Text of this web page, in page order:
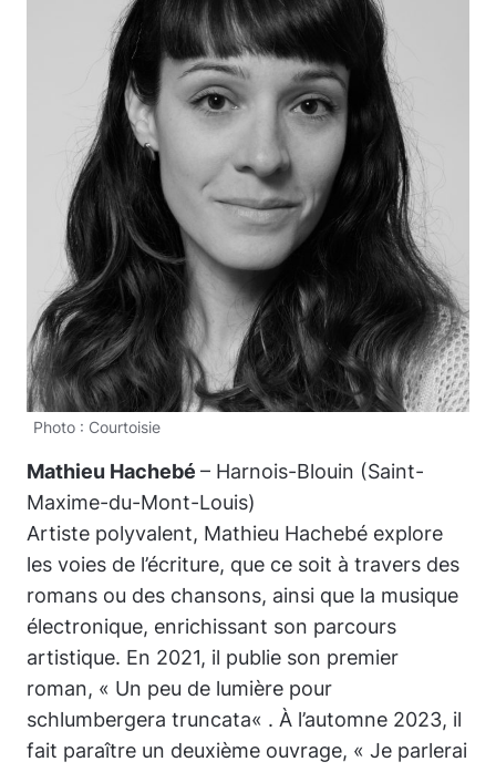
Photo : Courtoisie
Mathieu Hachebé – Harnois-Blouin (Saint-
Maxime-du-Mont-Louis)
Artiste polyvalent, Mathieu Hachebé explore
les voies de l’écriture, que ce soit à travers des
romans ou des chansons, ainsi que la musique
électronique, enrichissant son parcours
artistique. En 2021, il publie son premier
roman, « Un peu de lumière pour
schlumbergera truncata« . À l’automne 2023, il
fait paraître un deuxième ouvrage, « Je parlerai